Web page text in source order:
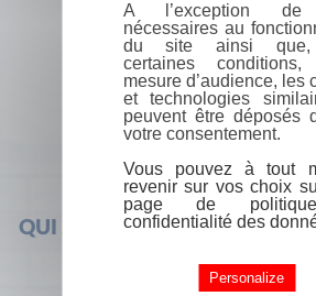
QUI SOMMES-NOUS ? FOIRE
A l’exception de
nécessaires au
du site ainsi que,
certaines
mesure d’audience, les
et technologies
peuvent être déposés
votre consentement.
Vous pouvez à tout
revenir sur vos choix
page de
confidentialité des
Personalize